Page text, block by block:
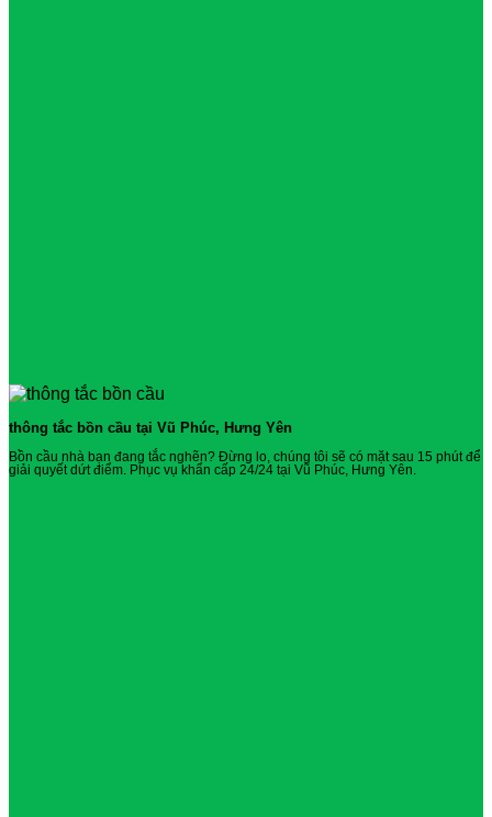
thông tắc bồn cầu tại Vũ Phúc, Hưng Yên
Bồn cầu nhà bạn đang tắc nghẽn? Đừng lo, chúng tôi sẽ có mặt sau 15 phút để
giải quyết dứt điểm. Phục vụ khẩn cấp 24/24 tại Vũ Phúc, Hưng Yên.